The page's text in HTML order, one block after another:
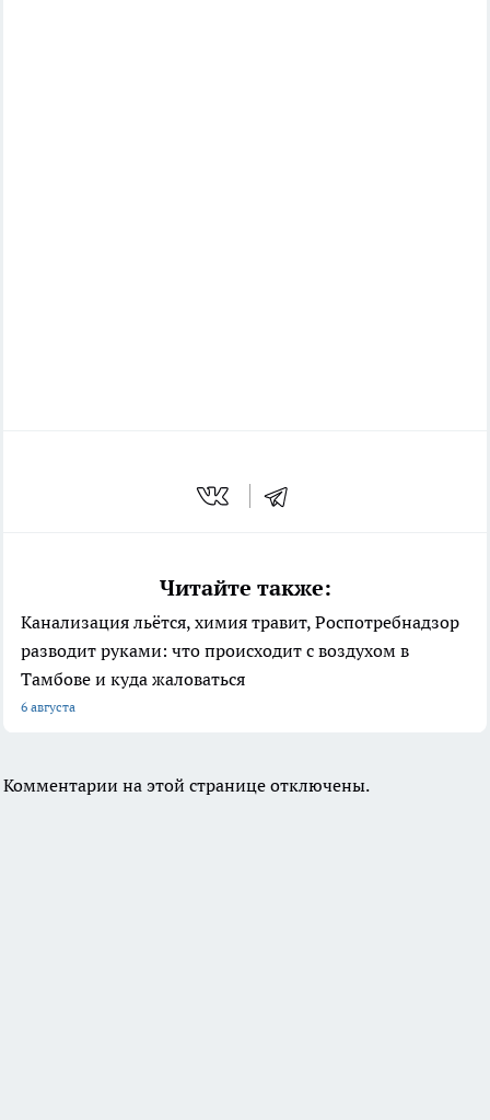
Читайте также:
Канализация льётся, химия травит, Роспотребнадзор
разводит руками: что происходит с воздухом в
Тамбове и куда жаловаться
6 августа
Комментарии на этой странице отключены.